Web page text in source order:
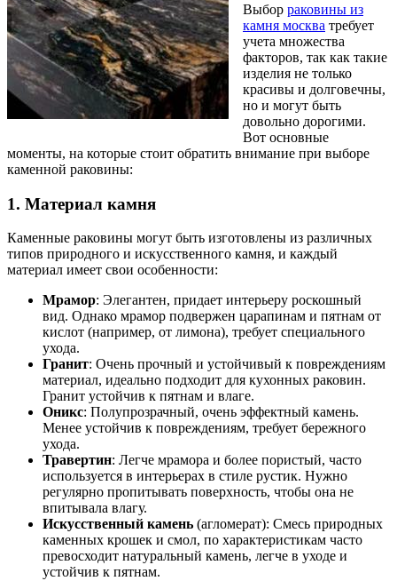
Выбор раковины из
камня москва требует
учета множества
факторов, так как такие
изделия не только
красивы и долговечны,
но и могут быть
довольно дорогими.
Вот основные
моменты, на которые стоит обратить внимание при выборе
каменной раковины:
1. Материал камня
Каменные раковины могут быть изготовлены из различных
типов природного и искусственного камня, и каждый
материал имеет свои особенности:
Мрамор: Элегантен, придает интерьеру роскошный
вид. Однако мрамор подвержен царапинам и пятнам от
кислот (например, от лимона), требует специального
ухода.
Гранит: Очень прочный и устойчивый к повреждениям
материал, идеально подходит для кухонных раковин.
Гранит устойчив к пятнам и влаге.
Оникс: Полупрозрачный, очень эффектный камень.
Менее устойчив к повреждениям, требует бережного
ухода.
Травертин: Легче мрамора и более пористый, часто
используется в интерьерах в стиле рустик. Нужно
регулярно пропитывать поверхность, чтобы она не
впитывала влагу.
Искусственный камень (агломерат): Смесь природных
каменных крошек и смол, по характеристикам часто
превосходит натуральный камень, легче в уходе и
устойчив к пятнам.